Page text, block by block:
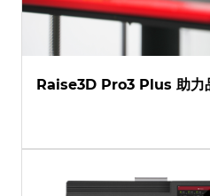
Raise3D Pro3 Plus 助力